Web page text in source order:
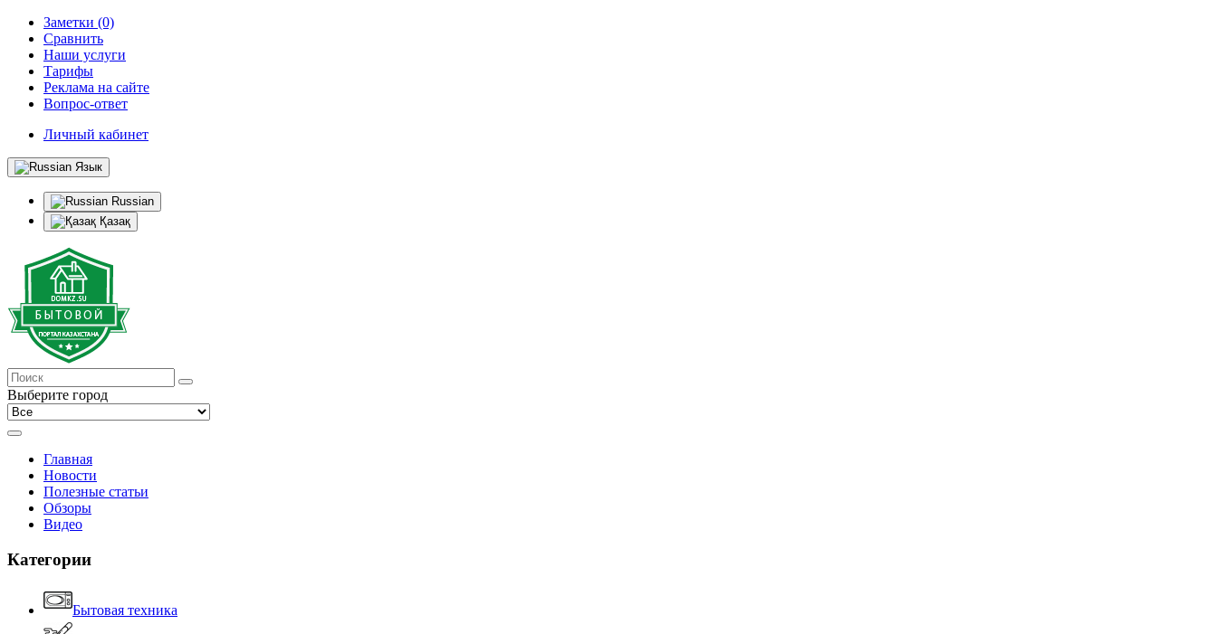
Заметки (0)
Сравнить
Наши услуги
Тарифы
Реклама на сайте
Вопрос-ответ
Личный кабинет
Язык
Russian
Қазақ
Выберите город
Главная
Новости
Полезные статьи
Обзоры
Видео
Категории
Бытовая техника